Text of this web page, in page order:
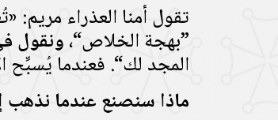
تقول أمنا العذراء
”بهجة الخلاص“،ونقول
المجد لك“. فعندما يُسبِّح
ماذا سنصنع عندما نذهب